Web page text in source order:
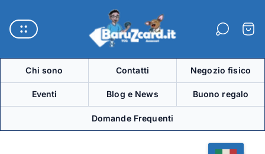
del
negozio"
Chi sono Contatti Negozio fisico
Eventi Blog e News Buono regalo
Domande Frequenti